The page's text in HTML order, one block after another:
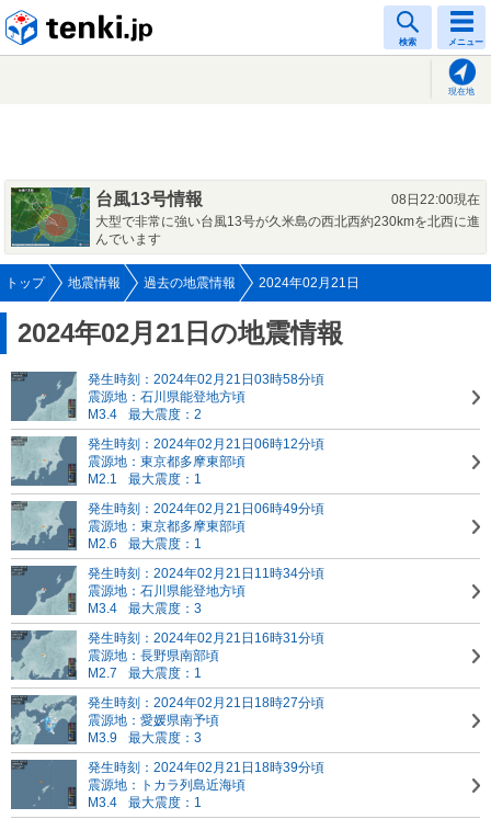
検索 メニュー
現在地
台風13号情報
08日22:00現在
大型で非常に強い台風13号が久米島の西北西約230kmを北西に進
んでいます
トップ 地震情報 過去の地震情報 2024年02月21日
2024年02月21日の地震情報
発生時刻：2024年02月21日03時58分頃
震源地：石川県能登地方頃
M3.4
最大震度：2
発生時刻：2024年02月21日06時12分頃
震源地：東京都多摩東部頃
M2.1
最大震度：1
発生時刻：2024年02月21日06時49分頃
震源地：東京都多摩東部頃
M2.6
最大震度：1
発生時刻：2024年02月21日11時34分頃
震源地：石川県能登地方頃
M3.4
最大震度：3
発生時刻：2024年02月21日16時31分頃
震源地：長野県南部頃
M2.7
最大震度：1
発生時刻：2024年02月21日18時27分頃
震源地：愛媛県南予頃
M3.9
最大震度：3
発生時刻：2024年02月21日18時39分頃
震源地：トカラ列島近海頃
M3.4
最大震度：1